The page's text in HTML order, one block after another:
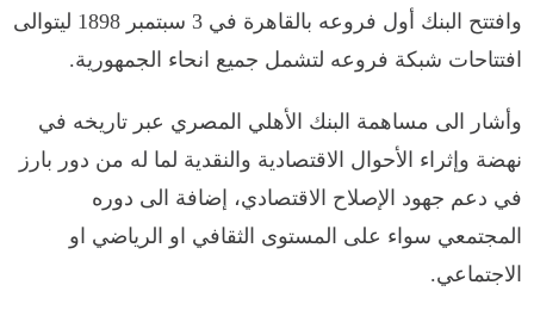
وافتتح البنك أول فروعه بالقاهرة في 3 سبتمبر 1898 ليتوالى
افتتاحات شبكة فروعه لتشمل جميع انحاء الجمهورية.
وأشار الى مساهمة البنك الأهلي المصري عبر تاريخه في
نهضة وإثراء الأحوال الاقتصادية والنقدية لما له من دور بارز
في دعم جهود الإصلاح الاقتصادي، إضافة الى دوره
المجتمعي سواء على المستوى الثقافي او الرياضي او
الاجتماعي.